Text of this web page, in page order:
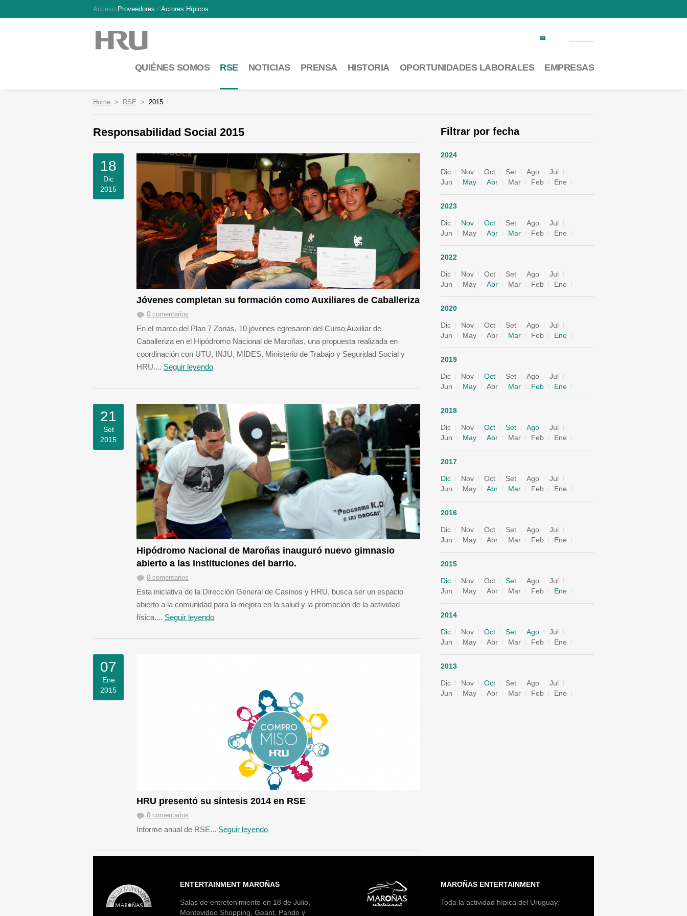
Acceso Proveedores / Actores Hípicos
QUIÉNES SOMOS RSE NOTICIAS PRENSA HISTORIA OPORTUNIDADES LABORALES EMPRESAS
Home RSE 2015
Responsabilidad Social 2015
18
Dic
2015
Jóvenes completan su formación como Auxiliares de Caballeriza
0 comentarios
En el marco del Plan 7 Zonas, 10 jóvenes egresaron del Curso Auxiliar de
Caballeriza en el Hipódromo Nacional de Maroñas, una propuesta realizada en
coordinación con UTU, INJU, MIDES, Ministerio de Trabajo y Seguridad Social y
HRU.... Seguir leyendo
21
Set
2015
Hipódromo Nacional de Maroñas inauguró nuevo gimnasio
abierto a las instituciones del barrio.
0 comentarios
Esta iniciativa de la Dirección General de Casinos y HRU, busca ser un espacio
abierto a la comunidad para la mejora en la salud y la promoción de la actividad
física.... Seguir leyendo
07
Ene
2015
HRU presentó su síntesis 2014 en RSE
0 comentarios
Informe anual de RSE... Seguir leyendo
Filtrar por fecha
2024
Dic Nov Oct Set Ago
Jul
Jun
May Abr Mar Feb Ene
2023
Dic Nov Oct Set Ago
Jul
Jun
May Abr Mar Feb Ene
2022
Dic Nov Oct Set Ago
Jul
Jun
May Abr Mar Feb Ene
2020
Dic Nov Oct Set Ago
Jul
Jun
May Abr Mar Feb Ene
2019
Dic Nov Oct Set Ago
Jul
Jun
May Abr Mar Feb Ene
2018
Dic Nov Oct Set Ago
Jul
Jun
May Abr Mar Feb Ene
2017
Dic Nov Oct Set Ago
Jul
Jun
May Abr Mar Feb Ene
2016
Dic Nov Oct Set Ago
Jul
Jun
May Abr Mar Feb Ene
2015
Dic Nov Oct Set Ago
Jul
Jun
May Abr Mar Feb Ene
2014
Dic Nov Oct Set Ago
Jul
Jun
May Abr Mar Feb Ene
2013
Dic Nov Oct Set Ago
Jul
Jun
May Abr Mar Feb Ene
ENTERTAINMENT MAROÑAS
Salas de entretenimiento en 18 de Julio,
Montevideo Shopping, Geant, Pando y
MAROÑAS ENTERTAINMENT
Toda la actividad hípica del Uruguay.